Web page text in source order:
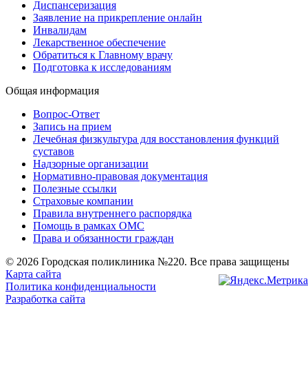
Диспансеризация
Заявление на прикрепление онлайн
Инвалидам
Лекарственное обеспечение
Обратиться к Главному врачу
Подготовка к исследованиям
Общая информация
Вопрос-Ответ
Запись на прием
Лечебная физкультура для восстановления функций
суставов
Надзорные организации
Нормативно-правовая документация
Полезные ссылки
Страховые компании
Правила внутреннего распорядка
Помощь в рамках ОМС
Права и обязанности граждан
© 2026 Городская поликлиника №220. Все права защищены
Карта сайта
Политика конфиденциальности
Разработка сайта